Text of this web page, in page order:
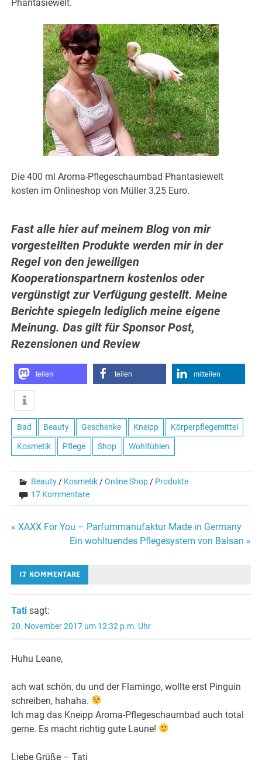
Phantasiewelt.
Die 400 ml Aroma-Pflegeschaumbad Phantasiewelt
kosten im Onlineshop von Müller 3,25 Euro.
Fast alle hier auf meinem Blog von mir
vorgestellten Produkte werden mir in der
Regel von den jeweiligen
Kooperationspartnernkostenlos oder
vergünstigt zur Verfügung gestellt. Meine
Berichte spiegeln lediglichmeine eigene
Meinung. Das gilt für Sponsor Post,
Rezensionen undReview
teilen teilen mitteilen
Bad Beauty Geschenke Kneipp Körperpflegemittel
Kosmetik Pflege Shop Wohlfühlen
Beauty/ Kosmetik/Online Shop/ Produkte
17 Kommentare
Beitragsnavigation
« XAXX For You – Parfummanufaktur Made in Germany
Ein wohltuendes Pflegesystem von Balsan »
17 KOMMENTARE
Tati sagt:
20. November 2017 um 12:32 p.m. Uhr
Huhu Leane,
ach wat schön, du und der Flamingo, wollte erst Pinguin
schreiben, hahaha.
Ich mag das Kneipp Aroma-Pflegeschaumbad auch total
gerne. Es macht richtig gute Laune!
Liebe Grüße – Tati